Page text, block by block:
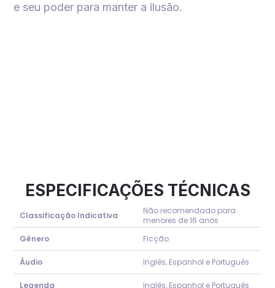
e seu poder para manter a ilusão.
ESPECIFICAÇÕES TÉCNICAS
Classificação Indicativa
Não recomendado para
menores de 16 anos
Gênero
Ficção
Áudio Inglês, Espanhol e Português
Legenda Inglês, Espanhol e Português